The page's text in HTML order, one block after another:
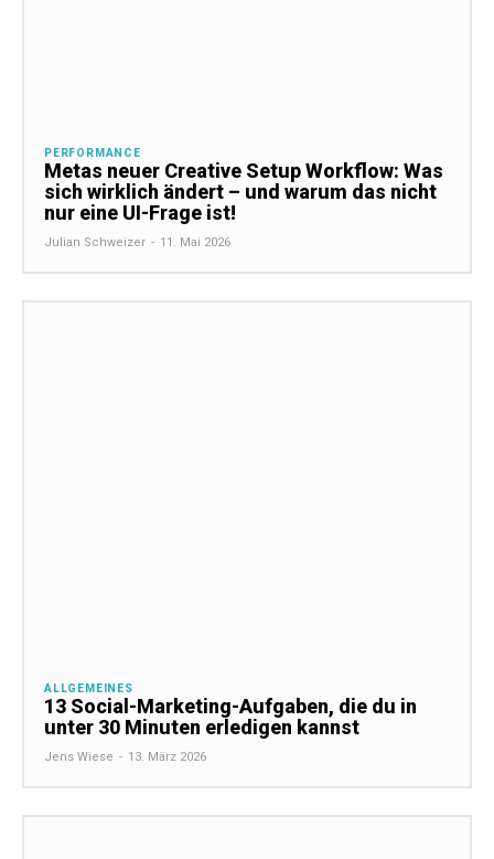
PERFORMANCE
Metas neuer Creative Setup Workflow: Was
sich wirklich ändert – und warum das nicht
nur eine UI-Frage ist!
Julian Schweizer - 11. Mai 2026
ALLGEMEINES
13 Social-Marketing-Aufgaben, die du in
unter 30 Minuten erledigen kannst
Jens Wiese - 13. März 2026